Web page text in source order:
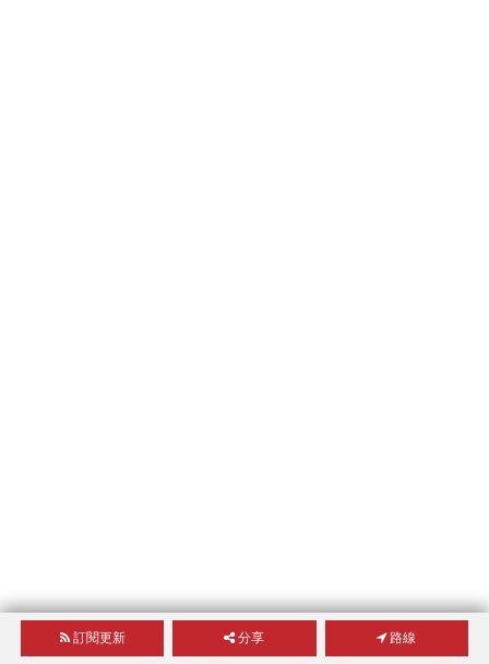
訂閱更新 分享 路線